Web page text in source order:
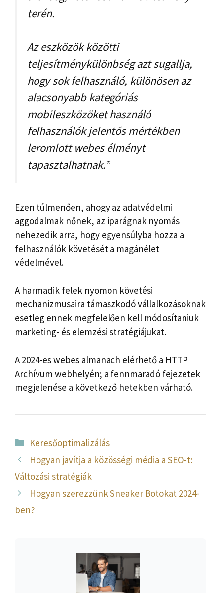
terén.
Az eszközök közötti
teljesítménykülönbség azt sugallja,
hogy sok felhasználó, különösen az
alacsonyabb kategóriás
mobileszközöket használó
felhasználók jelentős mértékben
leromlott webes élményt
tapasztalhatnak.”
Ezen túlmenően, ahogy az adatvédelmi
aggodalmak nőnek, az iparágnak nyomás
nehezedik arra, hogy egyensúlyba hozza a
felhasználók követését a magánélet
védelmével.
A harmadik felek nyomon követési
mechanizmusaira támaszkodó vállalkozásoknak
esetleg ennek megfelelően kell módosítaniuk
marketing- és elemzési stratégiájukat.
A 2024-es webes almanach elérhető a HTTP
Archívum webhelyén; a fennmaradó fejezetek
megjelenése a következő hetekben várható.
Kategória
Keresőoptimalizálás
Hogyan javítja a közösségi média a SEO-t:
Változási stratégiák
Hogyan szerezzünk Sneaker Botokat 2024-
ben?